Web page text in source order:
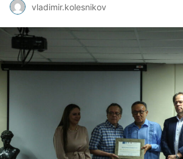
vladimir.kolesnikov